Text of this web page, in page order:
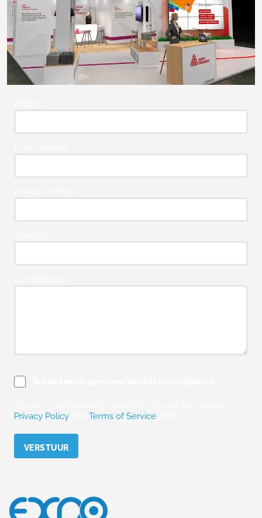
Privacy Policy
Terms of Service